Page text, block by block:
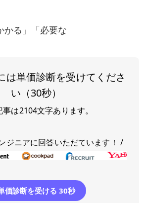
かる」「必要な
は単価診断を受けてくださ
い（30秒）
事は2104文字あります。
ジニアに回答いただています！ /
価診断を受ける 30秒